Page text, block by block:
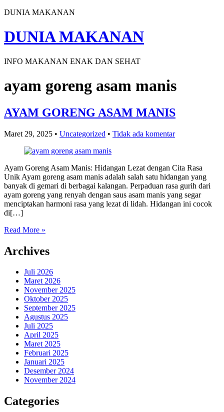
DUNIA MAKANAN
DUNIA MAKANAN
INFO MAKANAN ENAK DAN SEHAT
ayam goreng asam manis
AYAM GORENG ASAM MANIS
Maret 29, 2025 • Uncategorized • Tidak ada komentar
Ayam Goreng Asam Manis: Hidangan Lezat dengan Cita Rasa
Unik Ayam goreng asam manis adalah salah satu hidangan yang
banyak di gemari di berbagai kalangan. Perpaduan rasa gurih dari
ayam goreng yang renyah dengan saus asam manis yang segar
menciptakan harmoni rasa yang lezat di lidah. Hidangan ini cocok
di[…]
Read More »
Archives
Juli 2026
Maret 2026
November 2025
Oktober 2025
September 2025
Agustus 2025
Juli 2025
April 2025
Maret 2025
Februari 2025
Januari 2025
Desember 2024
November 2024
Categories